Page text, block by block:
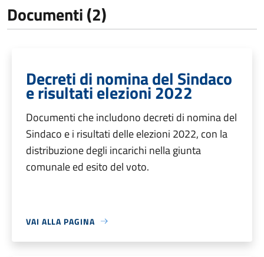
Documenti (2)
Decreti di nomina del Sindaco
e risultati elezioni 2022
Documenti che includono decreti di nomina del
Sindaco e i risultati delle elezioni 2022, con la
distribuzione degli incarichi nella giunta
comunale ed esito del voto.
VAI ALLA PAGINA